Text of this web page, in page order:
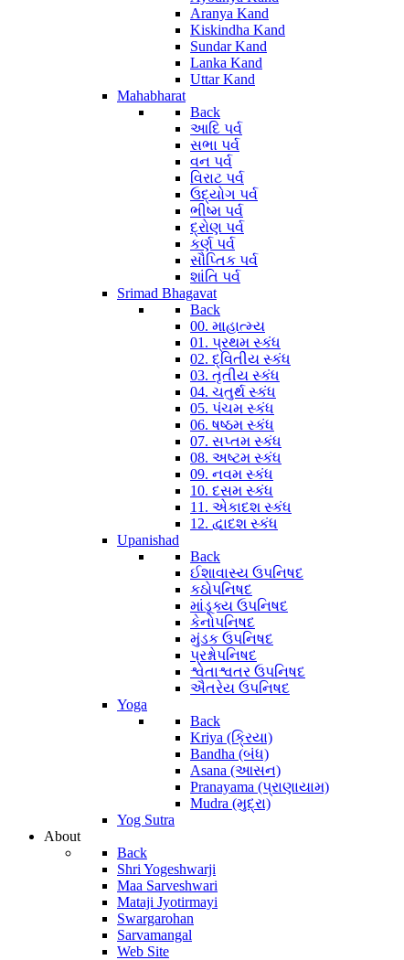
Aranya Kand
Kiskindha Kand
Sundar Kand
Lanka Kand
Uttar Kand
Mahabharat
Back
આદિ પર્વ
સભા પર્વ
વન પર્વ
વિરાટ પર્વ
ઉદ્યોગ પર્વ
ભીષ્મ પર્વ
દ્રોણ પર્વ
કર્ણ પર્વ
સૌપ્તિક પર્વ
શાંતિ પર્વ
Srimad Bhagavat
Back
00. માહાત્મ્ય
01. પ્રથમ સ્કંધ
02. દ્વિતીય સ્કંધ
03. તૃતીય સ્કંધ
04. ચતુર્થ સ્કંધ
05. પંચમ સ્કંધ
06. ષષ્ઠમ સ્કંધ
07. સપ્તમ સ્કંધ
08. અષ્ટમ સ્કંધ
09. નવમ સ્કંધ
10. દસમ સ્કંધ
11. એકાદશ સ્કંધ
12. દ્વાદશ સ્કંધ
Upanishad
Back
ઈશાવાસ્ય ઉપનિષદ
કઠોપનિષદ
માંડૂક્ય ઉપનિષદ
કેનોપનિષદ
મુંડક ઉપનિષદ
પ્રશ્નોપનિષદ
શ્વેતાશ્વતર ઉપનિષદ
ઐતરેય ઉપનિષદ
Yoga
Back
Kriya (ક્રિયા)
Bandha (બંધ)
Asana (આસન)
Pranayama (પ્રાણાયામ)
Mudra (મુદ્રા)
Yog Sutra
About
Back
Shri Yogeshwarji
Maa Sarveshwari
Mataji Jyotirmayi
Swargarohan
Sarvamangal
Web Site